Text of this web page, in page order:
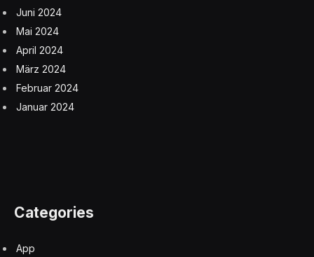
Juni 2024
Mai 2024
April 2024
März 2024
Februar 2024
Januar 2024
Categories
App